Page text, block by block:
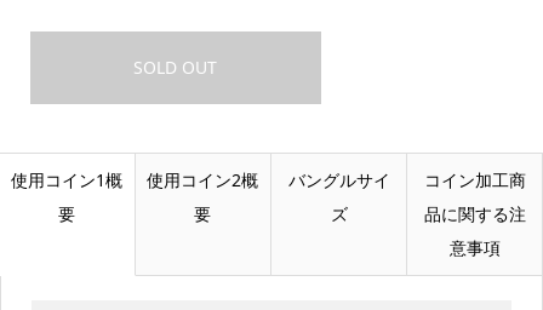
SOLD OUT
使用コイン1概
要
使用コイン2概
要
バングルサイ
ズ
コイン加工商
品に関する注
意事項